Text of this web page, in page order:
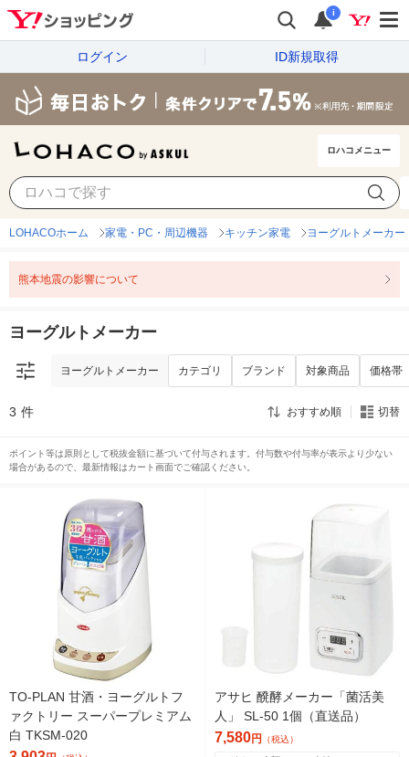
i
ログイン ID新規取得
ロハコメニュー
ヨーグルトメーカー 価格帯
LOHACOホーム 家電・PC・周辺機器 キッチン家電 ヨーグルトメーカー
熊本地震の影響について
ヨーグルトメーカー
ヨーグルトメーカー カテゴリ ブランド 対象商品 価格帯
3 件 おすすめ順 切替
ポイント等は原則として税抜金額に基づいて付与されます。付与数や付与率が表示より少ない
場合があるので、最新情報はカート画面でご確認ください。
TO-PLAN 甘酒・ヨーグルトフ
ァクトリー スーパープレミアム
白 TKSM-020
アサヒ 醗酵メーカー「菌活美
人」 SL-50 1個（直送品）
7,580円 （税込）